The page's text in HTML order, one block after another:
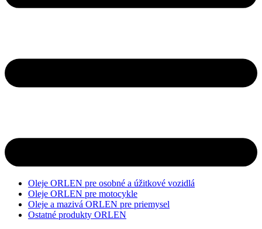
Oleje ORLEN pre osobné a úžitkové vozidlá
Oleje ORLEN pre motocykle
Oleje a mazivá ORLEN pre priemysel
Ostatné produkty ORLEN